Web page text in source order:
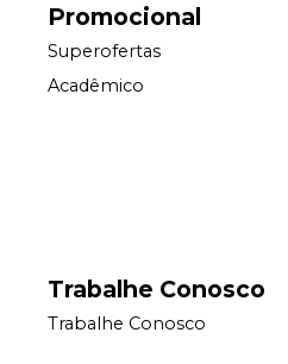
Promocional
Superofertas
Acadêmico
Trabalhe Conosco
Trabalhe Conosco